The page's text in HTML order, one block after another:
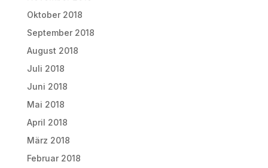
Oktober 2018
September 2018
August 2018
Juli 2018
Juni 2018
Mai 2018
April 2018
März 2018
Februar 2018